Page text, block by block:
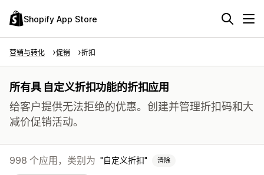
Shopify App Store
营销与转化 促销 折扣
所有具 自定义折扣功能的折扣应用
给客户提供无法拒绝的优惠。创建并管理折扣码和大
减价促销活动。
998 个应用，类别为 自定义折扣 清除